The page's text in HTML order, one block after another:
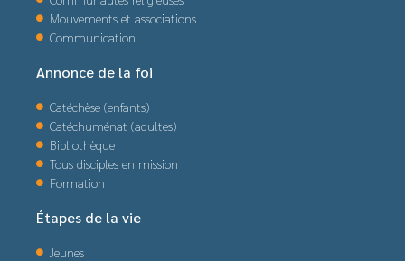
Mouvements et associations
Communication
Annonce de la foi
Catéchèse (enfants)
Catéchuménat (adultes)
Bibliothèque
Tous disciples en mission
Formation
Étapes de la vie
Jeunes